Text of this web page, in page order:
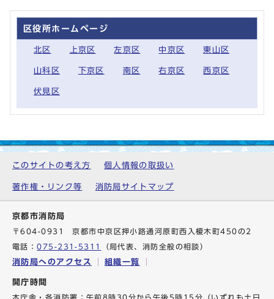
区役所ホームページ
北区 上京区 左京区 中京区 東山区
山科区 下京区 南区 右京区 西京区
伏見区
このサイトの考え方 個人情報の取扱い
著作権・リンク等 消防局サイトマップ
京都市消防局
〒604-0931 京都市中京区押小路通河原町西入榎木町450の2
電話：075-231-5311 （局代表、消防全般の相談）
消防局へのアクセス 組織一覧
開庁時間
本庁舎・各消防署：午前8時30分から午後5時15分（いずれも土日